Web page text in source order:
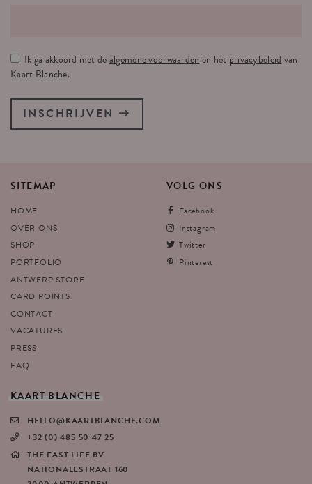
Ik ga akkoord met dealgemene voorwaarden en het privacybeleid van
Kaart Blanche.
INSCHRIJVEN
SITEMAP
HOME
OVER ONS
SHOP
PORTFOLIO
ANTWERP STORE
CARD POINTS
CONTACT
VACATURES
PRESS
FAQ
VOLG ONS
Facebook
Instagram
Twitter
Pinterest
KAART BLANCHE
HELLO@KAARTBLANCHE.COM
+32 (0) 485 50 47 25
THE FAST LIFE BV
NATIONALESTRAAT 160